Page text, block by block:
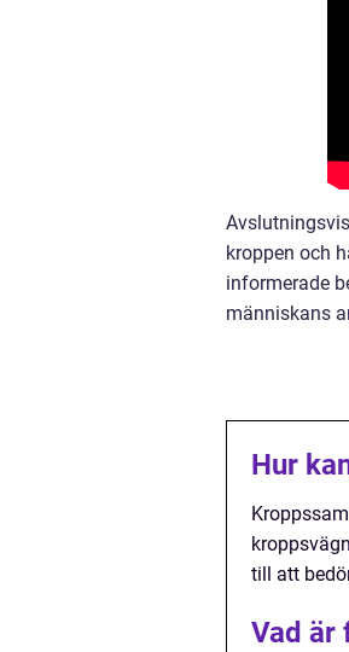
kroppen och
informerade
människans
Hur
till att
Vad är